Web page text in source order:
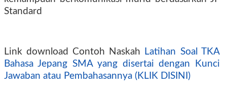
Standard
Link download Contoh Naskah
Latihan Soal TKA
Bahasa Jepang SMA yang disertai dengan Kunci
Jawaban atau Pembahasannya (KLIK DISINI)